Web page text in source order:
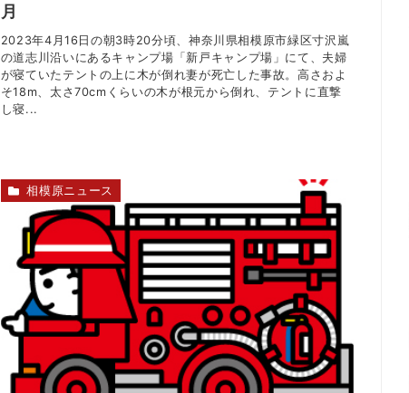
月
2023年4月16日の朝3時20分頃、神奈川県相模原市緑区寸沢嵐
の道志川沿いにあるキャンプ場「新戸キャンプ場」にて、夫婦
が寝ていたテントの上に木が倒れ妻が死亡した事故。高さおよ
そ18m、太さ70cmくらいの木が根元から倒れ、テントに直撃
し寝...
相模原ニュース